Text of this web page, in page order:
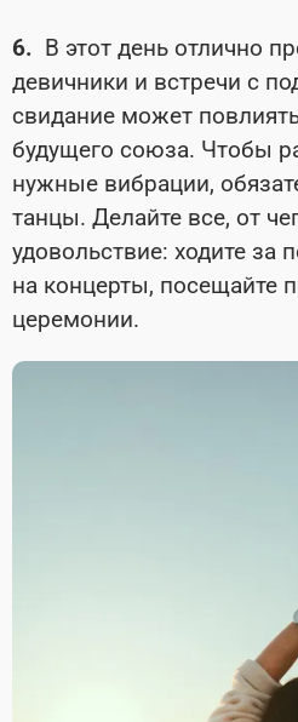
6. В этот день отлично
девичники и встречи с
свидание может
будущего союза. Чтобы
нужные вибрации,
танцы. Делайте все, от
удовольствие: ходите за
на концерты, посещайте
церемонии.